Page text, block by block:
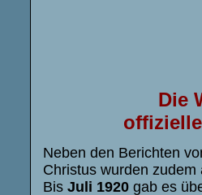
Die
Neben den Berichten
Christus wurden
Bis Juli 1920 gab es